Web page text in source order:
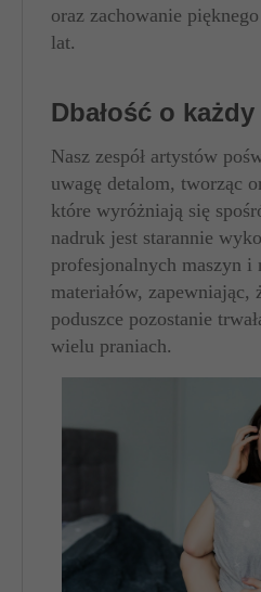
oraz zachowanie
lat.
Dbałość o każdy
Nasz zespół artystów
uwagę detalom, tworząc
które wyróżniają się
nadruk jest starannie
profesjonalnych maszyn i
materiałów, zapewniając,
poduszce pozostanie
wielu praniach.